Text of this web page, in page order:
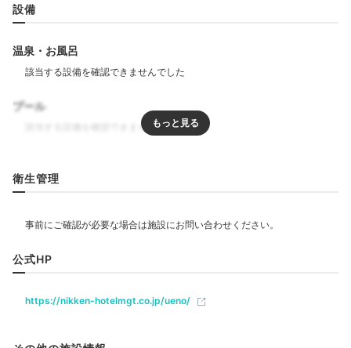
プライベートプール付きなうえ、徒歩1分ほどで海まで
いける非日常の空間でした。
18:00
キッチンで楽しく
設備
温泉・お風呂
プール
エステ・マッサージ
飲食
ベッドガード
衛生管理
公式HP
https://nikken-hotelmgt.co.jp/ueno/